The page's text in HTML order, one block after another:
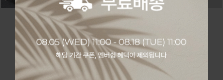
디안 플리츠 세트..
64,000원
MORE